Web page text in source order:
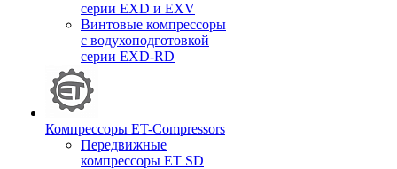
серии EXD и EXV
Винтовые компрессоры
с водухоподготовкой
серии EXD-RD
Компрессоры ET-Compressors
Передвижные
компрессоры ET SD